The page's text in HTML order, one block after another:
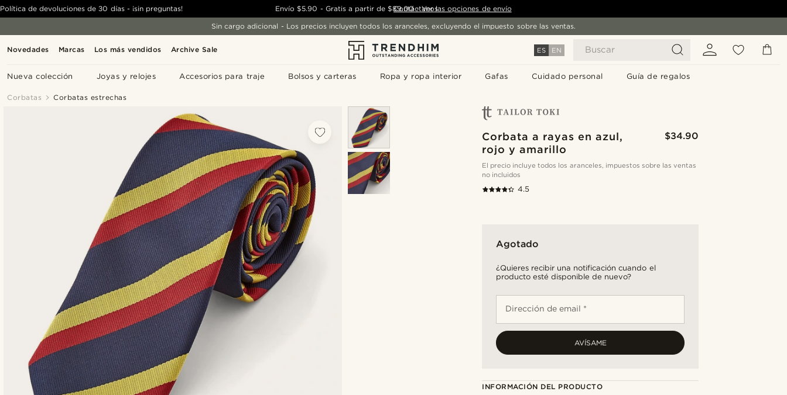
Novedades Marcas Los más vendidos Archive Sale ES EN Buscar
Nueva colección Joyas y relojes Accesorios para traje Bolsos y carteras Ropa y ropa interior Gafas Cuidado personal Guía de regalos
Política de devoluciones de 30 días - ¡sin preguntas! Envío $5.90 - Gratis a partir de $89.00 - Ver las opciones de envío
Contáctanos
Sin cargo adicional - Los precios incluyen todos los aranceles, excluyendo el impuesto sobre las ventas.
Corbatas Corbatas estrechas
Corbata a rayas en azul,
rojo y amarillo
$34.90
El precio incluye todos los aranceles, impuestos sobre las ventas
no incluidos
4.5
Agotado
¿Quieres recibir una notificación cuando el
producto esté disponible de nuevo?
Dirección de email *
AVÍSAME
INFORMACIÓN DEL PRODUCTO